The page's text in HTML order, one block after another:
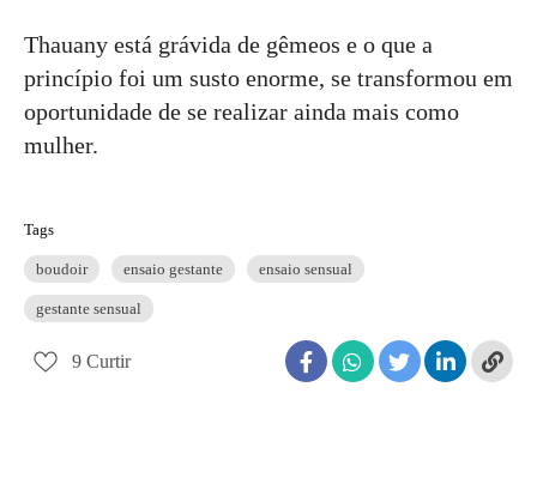
Thauany está grávida de gêmeos e o que a
princípio foi um susto enorme, se transformou em
oportunidade de se realizar ainda mais como
mulher.
Tags
boudoir ensaio gestante ensaio sensual
gestante sensual
9 Curtir